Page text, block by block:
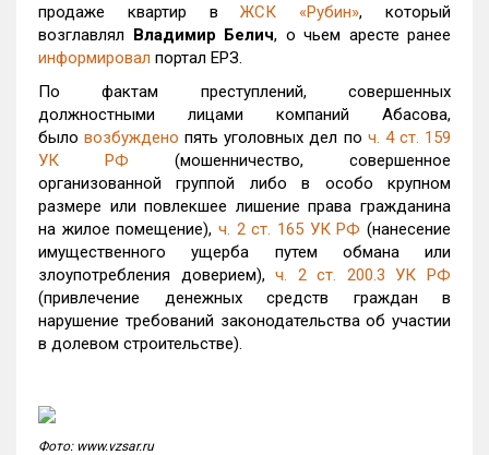
продаже квартир вЖСК «Рубин», который
возглавлял Владимир Белич, о чьем аресте ранее
информировал портал ЕРЗ.
По фактам преступлений, совершенных
должностными лицами компаний Абасова,
быловозбуждено пять уголовных дел по ч. 4 ст. 159
УК РФ (мошенничество, совершенное
организованной группой либо в особо крупном
размере или повлекшее лишение права гражданина
на жилое помещение), ч. 2 ст. 165 УК РФ (нанесение
имущественного ущерба путем обмана или
злоупотребления доверием),ч. 2 ст. 200.3 УК РФ
(привлечение денежных средств граждан в
нарушение требований законодательства об участии
в долевом строительстве).
Фото: www.vzsar.ru